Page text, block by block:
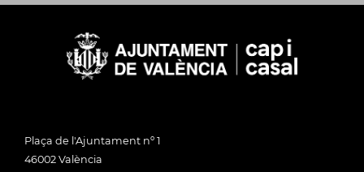
Plaça de l'Ajuntament nº 1
46002 València